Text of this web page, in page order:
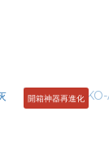
開箱神器再進化